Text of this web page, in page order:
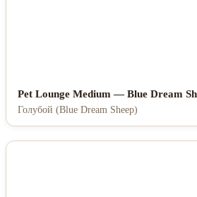
Pet Lounge Medium — Blue Dream
Голубой (Blue Dream Sheep)